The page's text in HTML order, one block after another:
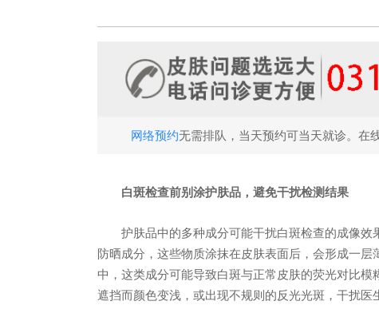
网络预约无需排队，当天预约可当天就诊。在
白斑检查前别涂护肤品，避免干扰检测结果
护肤品中的多种成分可能干扰白斑检查的成像效
防晒成分，这些物质涂抹在皮肤表面后，会形成一
中，这类成分可能导致白斑与正常皮肤的荧光对比
遮挡而颜色变浅，或出现不规则的反光光斑，干扰医